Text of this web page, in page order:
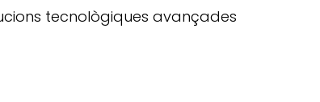
tecnològiques avançades